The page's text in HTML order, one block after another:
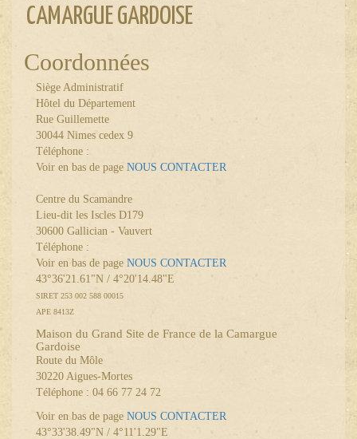
CAMARGUE GARDOISE
Coordonnées
Siège Administratif
Hôtel du Département
Rue Guillemette
30044 Nimes cedex 9
Téléphone :
Voir en bas de page NOUS CONTACTER
Centre du Scamandre
Lieu-dit les Iscles D179
30600 Gallician - Vauvert
Téléphone :
Voir en bas de page NOUS CONTACTER
43°36'21.61"N / 4°20'14.48"E
SIRET 253 002 588 00015
APE 8413Z
Maison du Grand Site de France de la Camargue
Gardoise
Route du Môle
30220 Aigues-Mortes
Téléphone : 04 66 77 24 72
Voir en bas de page NOUS CONTACTER
43°33'38.49"N / 4°11'1.29"E